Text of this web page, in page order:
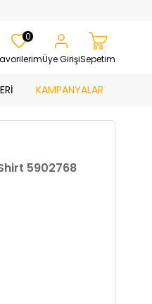
0
Üye GirişiSepetim
KAMPANYALAR
5902768